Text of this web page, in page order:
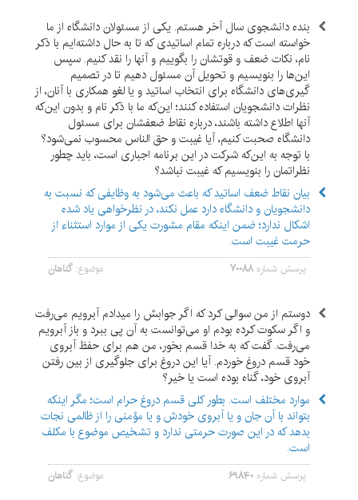
بنده دانشجوی سال آخر هستم. یکی از مسئولان دانشگاه از ما
خواسته است که درباره تمام اساتیدی که تا به حال داشته‌ایم با ذکر
نام، نکات ضعف و قوتشان را بگوییم و آنها را نقد کنیم. سپس
این‌ها را بنویسیم و تحویل آن مسئول دهیم تا در تصمیم
گیری‌های دانشگاه برای انتخاب اساتید و یا لغو همکاری با آنان، از
نظرات دانشجویان استفاده کنند؛ این‌که ما با ذکر نام و بدون این‌که
آنها اطلاع داشته باشند، درباره نقاط ضعفشان برای مسئول
دانشگاه صحبت کنیم، آیا غیبت و حق الناس محسوب نمی‌شود؟
با توجه به این‌که شرکت در این برنامه اجباری است، باید چطور
نظراتمان را بنویسیم که غیبت نباشد؟
بیان نقاط ضعف اساتید که باعث می‌شود به وظایفی که نسبت به
دانشجویان و دانشگاه دارد عمل نکند، در نظرخواهی یاد شده
اشکال ندارد؛ ضمن اینکه مقام مشورت یکی از موارد استثناء از
حرمت غیبت است.
پرسش شماره ۷۰۰۸۸ موضوع: گناهان
دوستم از من سوالی کرد که اگر جوابش را میدادم آبرویم می‌رفت
و اگر سکوت کرده بودم او می‌توانست به آن پی ببرد و باز آبرویم
می‌رفت. گفت که به خدا قسم بخور، من هم برای حفظ آبروی
خود قسم دروغ خوردم. آیا این دروغ برای جلوگیری از بین رفتن
آبروی خود، گناه بوده است یا خیر؟
موارد مختلف است. بطور کلی قسم دروغ حرام است؛ مگر اینکه
بتواند با آن جان و یا آبروی خودش و یا مؤمنی را از ظالمی نجات
بدهد که در این صورت حرمتی ندارد و تشخیص موضوع با مکلف
است.
پرسش شماره ۶۹۸۴۰ موضوع: گناهان